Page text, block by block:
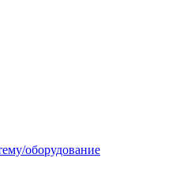
оборудование